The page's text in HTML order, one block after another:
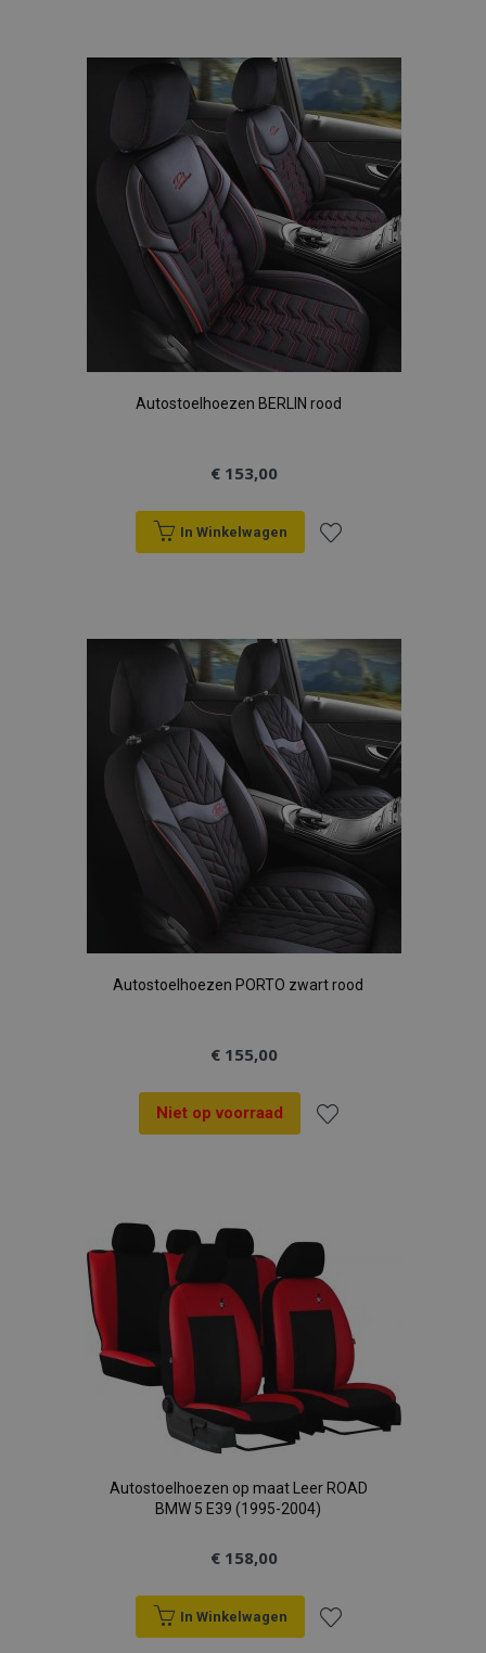
aan
verlanglijst
Autostoelhoezen BERLIN rood
€ 153,00
In Winkelwagen
aan
verlanglijst
Autostoelhoezen PORTO zwart rood
€ 155,00
Niet op voorraad
aan
verlanglijst
Autostoelhoezen op maat Leer ROAD
BMW 5 E39 (1995-2004)
€ 158,00
In Winkelwagen